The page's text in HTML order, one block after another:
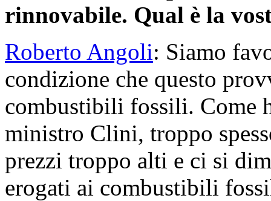
rinnovabile. Qual è la
Roberto Angoli: Siamo
condizione che questo
combustibili fossili. Come
ministro Clini, troppo
prezzi troppo alti e ci si
erogati ai combustibili